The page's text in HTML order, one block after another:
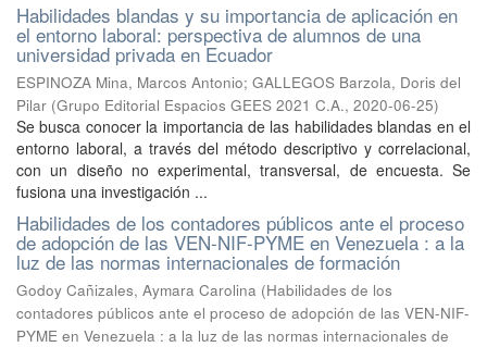
Habilidades blandas y su importancia de aplicación en
el entorno laboral: perspectiva de alumnos de una
universidad privada en Ecuador
ESPINOZA Mina, Marcos Antonio; GALLEGOS Barzola, Doris del
Pilar (Grupo Editorial Espacios GEES 2021 C.A., 2020-06-25)
Se busca conocer la importancia de las habilidades blandas en el
entorno laboral, a través del método descriptivo y correlacional,
con un diseño no experimental, transversal, de encuesta. Se
fusiona una investigación ...
Habilidades de los contadores públicos ante el proceso
de adopción de las VEN-NIF-PYME en Venezuela : a la
luz de las normas internacionales de formación
Godoy Cañizales, Aymara Carolina (Habilidades de los
contadores públicos ante el proceso de adopción de las VEN-NIF-
PYME en Venezuela : a la luz de las normas internacionales de